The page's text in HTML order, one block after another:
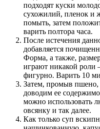
подходят куски
сухожилий, пленок и
помыть, затем
варить полтора часа.
После истечения
добавляется
Форма, а также,
играют никакой роли
фигурно. Варить 10
Затем, промыв пшено,
доводим ее
можно использовать
овсянку и так далее.
Как только суп